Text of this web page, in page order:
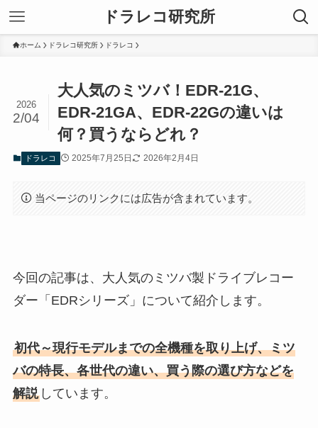
ドラレコ研究所
ホーム ドラレコ研究所 ドラレコ
大人気のミツバ！EDR-21G、
EDR-21GA、EDR-22Gの違いは
何？買うならどれ？
2026
2/04
ドラレコ 2025年7月25日 2026年2月4日
当ページのリンクには広告が含まれています。
今回の記事は、大人気のミツバ製ドライブレコー
ダー「EDRシリーズ」について紹介します。
初代～現行モデルまでの全機種を取り上げ、ミツ
バの特長、各世代の違い、買う際の選び方などを
解説しています。